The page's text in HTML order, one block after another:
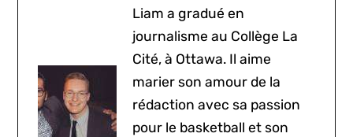
Liam a gradué en
journalisme au Collège La
Cité, à Ottawa. Il aime
marier son amour de la
rédaction avec sa passion
pour le basketball et son